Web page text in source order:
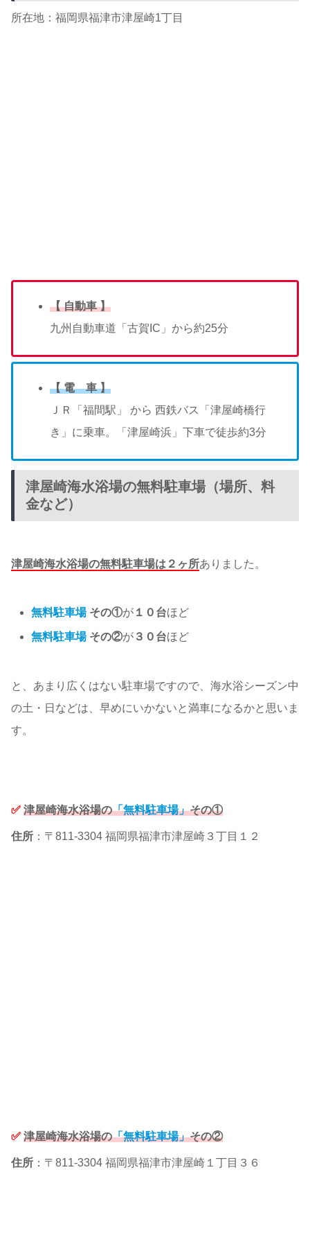
所在地：福岡県福津市津屋崎1丁目
【 自動車 】
九州自動車道「古賀IC」から約25分
【 電 車 】
ＪＲ「福間駅」 から 西鉄バス「津屋崎橋行
き」に乗車。「津屋崎浜」下車で徒歩約3分
津屋崎海水浴場の無料駐車場（場所、料
金など）
津屋崎海水浴場の無料駐車場は２ヶ所ありました。
無料駐車場 その①が １０台ほど
無料駐車場 その②が ３０台ほど
と、あまり広くはない駐車場ですので、海水浴シーズン中
の土・日などは、早めにいかないと満車になるかと思いま
す。
✅ 津屋崎海水浴場の「無料駐車場」その①
住所 ：〒811-3304 福岡県福津市津屋崎３丁目１２
✅ 津屋崎海水浴場の「無料駐車場」その②
住所 ：〒811-3304 福岡県福津市津屋崎１丁目３６